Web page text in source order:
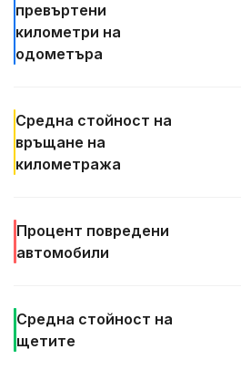
превъртени
километри на
одометъра
Средна стойност на
връщане на
километража
Процент повредени
автомобили
Средна стойност на
щетите